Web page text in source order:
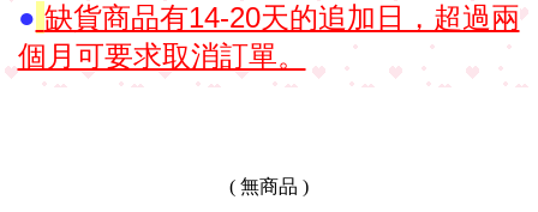
● 缺貨商品有14-20天的追加日，超過兩
個月可要求取消訂單。
( 無商品 )